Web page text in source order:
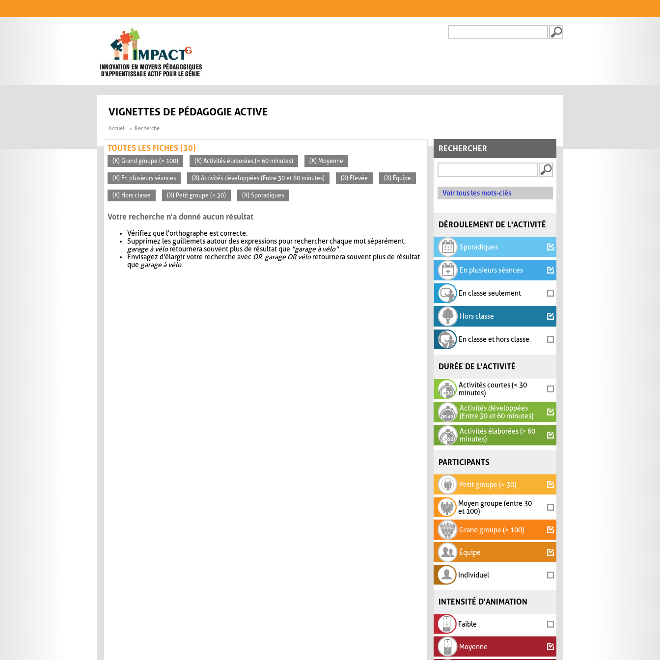
FORMULAIRE DE
VIGNETTES DE PÉDAGOGIE ACTIVE
Accueil Recherche
RECHERCHER
Voir tous les mots-clés
DÉROULEMENT DE L'ACTIVITÉ
Sporadiques
En plusieurs séances
En classe seulement
Hors classe
En classe et hors classe
DURÉE DE L'ACTIVITÉ
Activités courtes (< 30
minutes)
Activités développées
(Entre 30 et 60 minutes)
Activités élaborées (> 60
minutes)
PARTICIPANTS
Petit groupe (< 30)
Moyen groupe (entre 30
et 100)
Grand groupe (> 100)
Équipe
Individuel
INTENSITÉ D'ANIMATION
Faible
Moyenne
TOUTES LES FICHES (30)
(X) Grand groupe (> 100) (X) Activités élaborées (> 60 minutes) (X) Moyenne
(X) En plusieurs séances (X) Activités développées (Entre 30 et 60 minutes) (X) Élevée (X) Équipe
(X) Hors classe (X) Petit groupe (< 30) (X) Sporadiques
Votre recherche n'a donné aucun résultat
Vérifiez que l'orthographe est correcte.
Supprimez les guillemets autour des expressions pour rechercher chaque mot séparément.
garage à véloretournera souvent plus de résultat que "garage à vélo".
Envisagez d'élargir votre recherche avec OR. garage OR véloretournera souvent plus de résultat
que garage à vélo.